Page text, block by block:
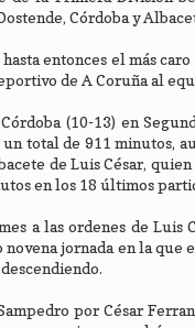
Córdoba y
entonces el más
de A Coruña al
(10-13) en
total de 911 minutos,
de Luis César,
en los 18 últimos
a las ordenes de
jornada en la
por César